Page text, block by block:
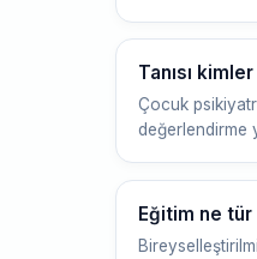
Tanısı
Çocuk
değerlendirme
Eğitim ne